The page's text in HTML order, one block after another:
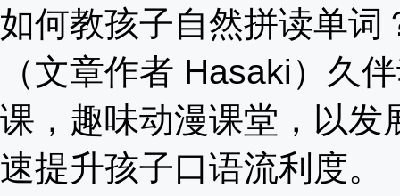
如何教孩子自然拼读单词
（文章作者 Hasaki）久
课，趣味动漫课堂，以发
速提升孩子口语流利度。